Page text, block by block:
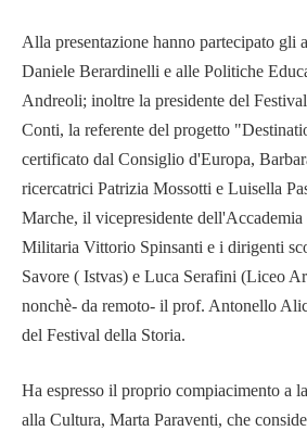
Alla presentazione hanno partecipato gli
Daniele Berardinelli e alle Politiche
Andreoli; inoltre la presidente del
Conti, la referente del progetto
certificato dal Consiglio d'Europa,
ricercatrici Patrizia Mossotti e Luisella
Marche, il vicepresidente
Militaria Vittorio Spinsanti e i dirigenti
Savore ( Istvas) e Luca Serafini (Liceo
nonchè- da remoto- il prof. Antonello
del Festival della Storia.
Ha espresso il proprio compiacimento a
alla Cultura, Marta Paraventi, che